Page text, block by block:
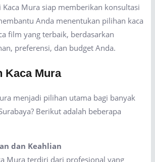
Kaca Mura siap memberikan konsultasi
Anda menentukan pilihan kaca
film yang terbaik, berdasarkan
preferensi, dan budget Anda.
Kaca Mura
menjadi pilihan utama bagi banyak
Berikut adalah beberapa
dan Keahlian
Mura terdiri dari profesional yang